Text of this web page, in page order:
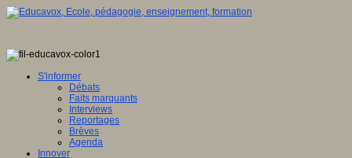
S'informer
Débats
Faits marquants
Interviews
Reportages
Brèves
Agenda
Innover